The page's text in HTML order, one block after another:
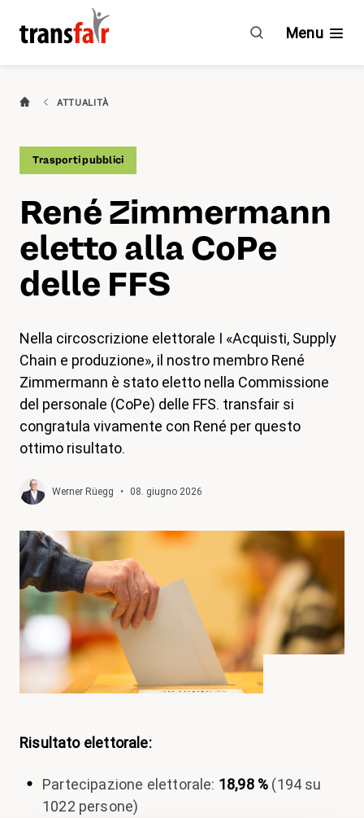
Zimmermann
alla
delle
magazine
Shop
Contatto
Aderire
Categorie
Impegno
Chi è transfair?
Vantaggi
Menu
ATTUALITÀ
Trasporti pubblici
René Zimmermann
eletto alla CoPe
delle FFS
Nella circoscrizione elettorale I «Acquisti, Supply
Chain e produzione», il nostro membro René
Zimmermann è stato eletto nella Commissione
del personale (CoPe) delle FFS. transfair si
congratula vivamente con René per questo
ottimo risultato.
Werner Rüegg • 08. giugno 2026
Risultato elettorale:
Partecipazione elettorale: 18,98 % (194 su
1022 persone)